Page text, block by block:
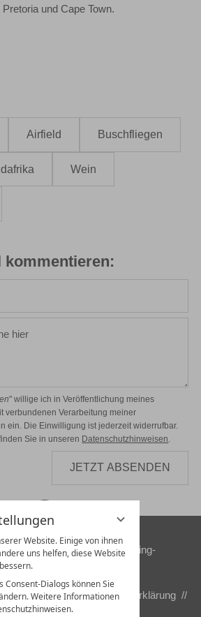
Website. Einige von ihnen
uns helfen, diese Website
Consent-Dialogs können Sie
Weitere Informationen
und Cape Town.
Airfield Buschfliegen
Wein
kommentieren
" willige ich in Veröffentlichung meines
verbundenen Verarbeitung meiner
ein. Die Einwilligung ist jederzeit widerrufbar.
Sie in unseren Datenschutzhinweisen.
JETZT ABSENDEN
Schneider //info@flying-
bushhawks.com
//Sitemap//Datenschutzerklärung//